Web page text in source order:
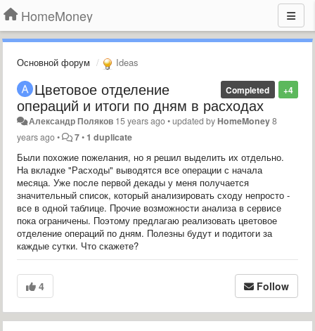
HomeMoney
Основной форум Ideas
+4
Completed
Цветовое отделение
операций и итоги по дням в расходах
Александр Поляков 15 years ago•updated by HomeMoney8
years ago• 7• 1 duplicate
Были похожие пожелания, но я решил выделить их отдельно.
На вкладке "Расходы" выводятся все операции с начала
месяца. Уже после первой декады у меня получается
значительный список, который анализировать сходу непросто -
все в одной таблице. Прочие возможности анализа в сервисе
пока ограничены. Поэтому предлагаю реализовать цветовое
отделение операций по дням. Полезны будут и подитоги за
каждые сутки. Что скажете?
4 Follow